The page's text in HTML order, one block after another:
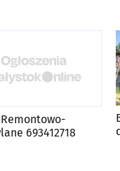
Remontowo-
693412718